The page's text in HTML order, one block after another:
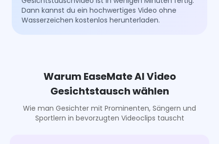
Dann kannst du ein hochwertiges Video ohne
Wasserzeichen kostenlos herunterladen.
Warum EaseMate AI Video
Gesichtstausch wählen
Wie man Gesichter mit Prominenten, Sängern und
Sportlern in bevorzugten Videoclips tauscht